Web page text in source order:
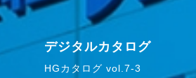
デジタルカタログ
HGカタログ vol.7-3